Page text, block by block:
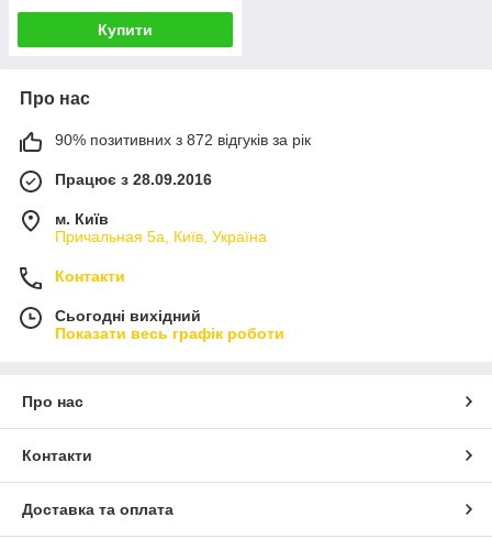
Купити
Про нас
90% позитивних з 872 відгуків за рік
Працює з 28.09.2016
м. Київ
Причальная 5а, Київ, Україна
Контакти
Сьогодні вихідний
Показати весь графік роботи
Про нас
Контакти
Доставка та оплата